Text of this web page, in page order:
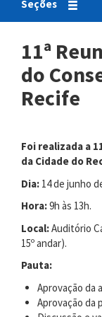
Seções
11ª
do
Recife
Foi realizada a
da Cidade do
Dia: 14 de junho
Hora:9h às 13h.
Local:Auditório
15º andar).
Pauta:
Aprovação da
Aprovação da